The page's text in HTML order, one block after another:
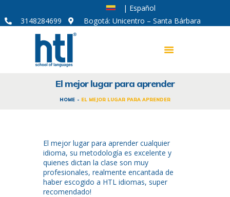
| Español
3148284699
Bogotá: Unicentro – Santa Bárbara
El mejor lugar para aprender
HOME EL MEJOR LUGAR PARA APRENDER
CURSOS DE IDIOMAS
ACERCA DE HTL
SOY APRENDIZ
El mejor lugar para aprender cualquier
idioma, su metodología es excelente y
quienes dictan la clase son muy
profesionales, realmente encantada de
haber escogido a HTL idiomas, super
recomendado!